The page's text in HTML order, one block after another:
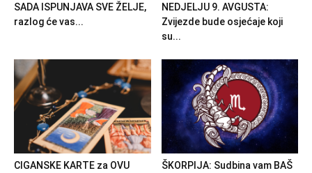
SADA ISPUNJAVA SVE ŽELJE,
razlog će vas...
NEDJELJU 9. AVGUSTA:
Zvijezde bude osjećaje koji
su...
CIGANSKE KARTE za OVU
ŠKORPIJA: Sudbina vam BAŠ